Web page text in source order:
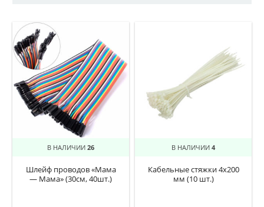
В НАЛИЧИИ 26
Шлейф проводов «Мама
— Мама» (30см, 40шт.)
В НАЛИЧИИ 4
Кабельные стяжки 4х200
мм (10 шт.)